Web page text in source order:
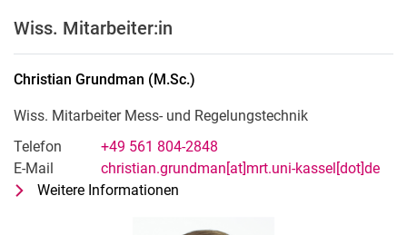
Wiss. Mitarbeiter:in
Christian Grundman ( M.Sc.)
Wiss. Mitarbeiter Mess- und Regelungstechnik
Telefon
+49 561 804-2848
E-Mail
christian.grundman[at]mrt.uni-kassel[dot]de
Weitere Informationen